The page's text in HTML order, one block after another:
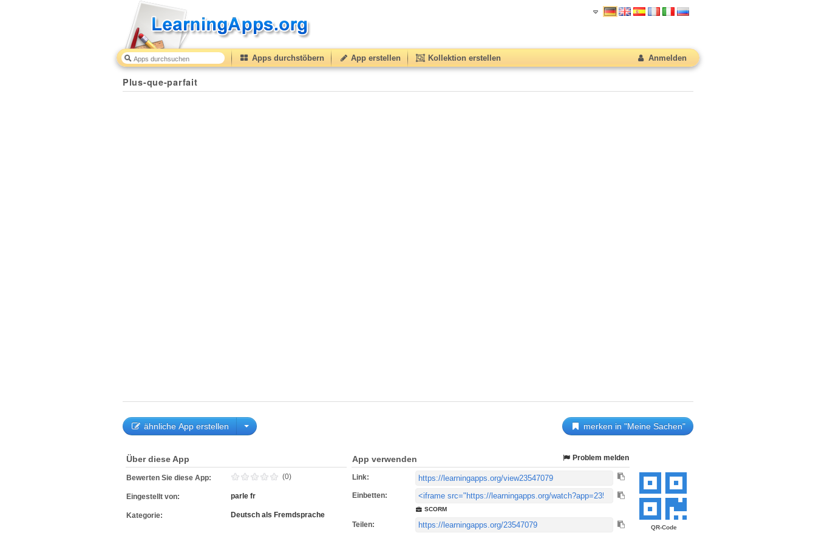
Apps durchstöbern App erstellen Kollektion erstellen Anmelden
Plus-que-parfait
ähnliche App erstellen merken in "Meine Sachen"
QR-Code
Über diese App
Bewerten Sie diese App: (0)
Eingestellt von: parle fr
Kategorie: Deutsch als Fremdsprache
App verwenden Problem melden
Link:
Einbetten:
SCORM
Teilen: